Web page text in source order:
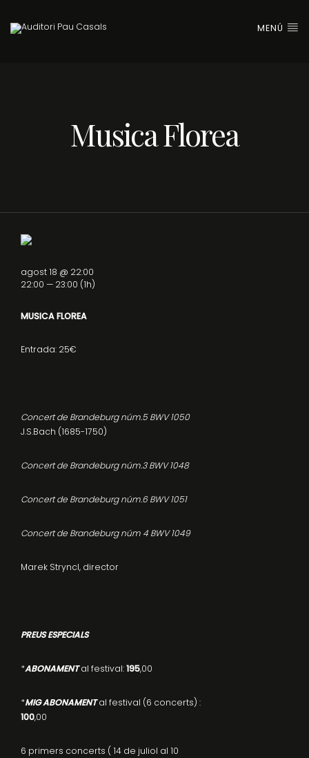
MENÚ
Musica Florea
MUSICA FLOREA
Entrada: 25€
Concert de Brandeburg núm.5 BWV 1050
J.S.Bach (1685-1750)
Concert de Brandeburg núm.3 BWV 1048
Concert de Brandeburg núm.6 BWV 1051
Concert de Brandeburg núm 4 BWV 1049
Marek Stryncl, director
PREUS ESPECIALS
*ABONAMENTal festival:195,00
*MIG ABONAMENTal festival (6 concerts) :
100,00
6 primers concerts ( 14 de juliol al 10
agost 18 @ 22:00
22:00 — 23:00 (1h)